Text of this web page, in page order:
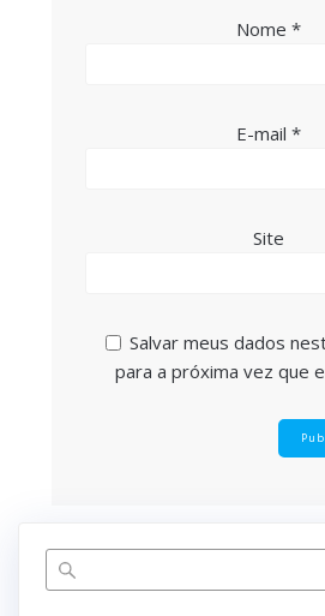
Nome *
E-mail *
Site
Salvar meus dados
para a próxima vez que